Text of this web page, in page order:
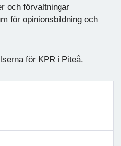
och förvaltningar
för opinionsbildning och
för KPR i Piteå.